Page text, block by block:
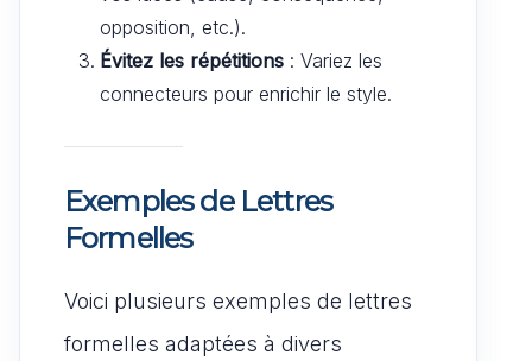
opposition, etc.).
Évitez les répétitions : Variez les
connecteurs pour enrichir le style.
Exemples de Lettres
Formelles
Voici plusieurs exemples de lettres
formelles adaptées à divers